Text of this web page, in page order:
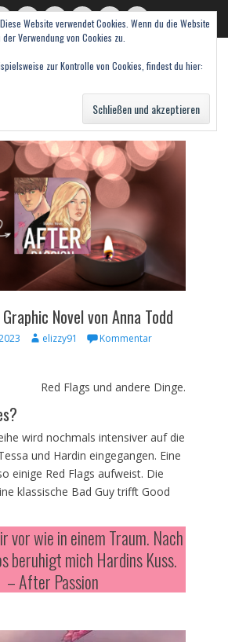
E-
Feed WordPress
PinterestInstagramWebseite
and fall in love
Novel von Anna Todd
Autorelizzy91
Kommentar
Red Flags und andere Dinge.
wird nochmals intensiver auf die
und Hardin eingegangen. Eine
einige Red Flags aufweist. Die
klassische Bad Guy trifft Good
vor wie in einem Traum. Nach
beruhigt mich Hardins Kuss.
– After Passion
Website verwendet Cookies. Wenn du die Website
Verwendung von Cookies zu.
zur Kontrolle von Cookies, findest du hier: